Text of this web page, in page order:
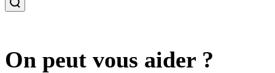
On peut vous aider ?